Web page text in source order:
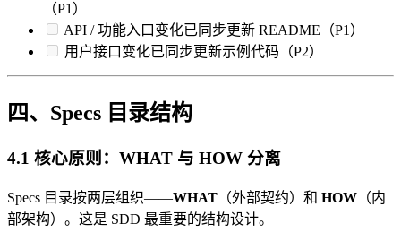
（P1）
API / 功能入口变化已同步更新 README（P1）
用户接口变化已同步更新示例代码（P2）
四、Specs 目录结构
4.1 核心原则：WHAT 与 HOW 分离
Specs 目录按两层组织——WHAT （外部契约）和 HOW （内
部架构）。这是 SDD 最重要的结构设计。